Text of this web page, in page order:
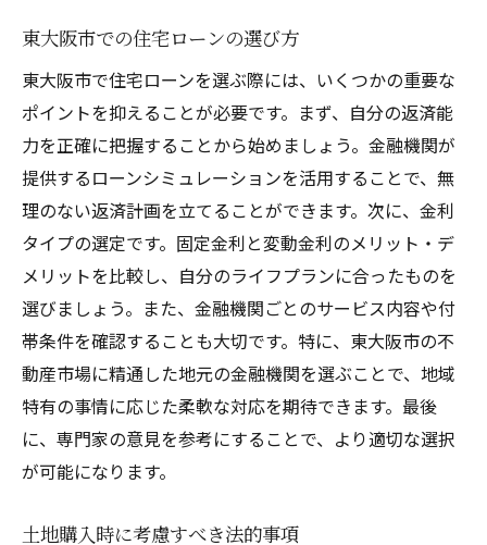
家族の成長に応じた住まいの選び方
地域コミュニティが子育てに与える影響
駅近で利便性抜群の東大阪市不動産選びのコツ
駅近物件の利便性と注意点
通勤・通学に最適な立地の見つけ方
駅周辺の商業施設が生活に与える影響
交通アクセスが生活の質を向上させる理由
防音対策を考慮した駅近住まいの選び方
駅近物件の資産価値を高めるポイント
東大阪市での新生活を成功させる不動産購入の
ポイント
新生活をスムーズにスタートするための準
引越し前後の重要な手続き一覧
東大阪市での住宅ローンの選び方
東大阪市で住宅ローンを選ぶ際には、いくつかの重要な
ポイントを抑えることが必要です。まず、自分の返済能
力を正確に把握することから始めましょう。金融機関が
提供するローンシミュレーションを活用することで、無
理のない返済計画を立てることができます。次に、金利
タイプの選定です。固定金利と変動金利のメリット・デ
メリットを比較し、自分のライフプランに合ったものを
選びましょう。また、金融機関ごとのサービス内容や付
帯条件を確認することも大切です。特に、東大阪市の不
動産市場に精通した地元の金融機関を選ぶことで、地域
特有の事情に応じた柔軟な対応を期待できます。最後
に、専門家の意見を参考にすることで、より適切な選択
が可能になります。
土地購入時に考慮すべき法的事項